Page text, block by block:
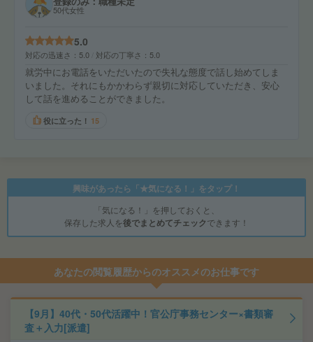
50代女性
5.0
対応の迅速さ 5.0 対応の丁寧さ 5.0
就労中にお電話をいただいたので失礼な態度で話し始めてしま
いました。それにもかかわらず親切に対応していただき、安心
して話を進めることができました。
役に立った！ 15
興味があったら「★気になる！」をタップ！
「気になる！」を押しておくと、
保存した求人を後でまとめてチェックできます！
あなたの閲覧履歴からのオススメのお仕事です
【9月】40代・50代活躍中！官公庁事務センター×書類審
査＋入力[派遣]